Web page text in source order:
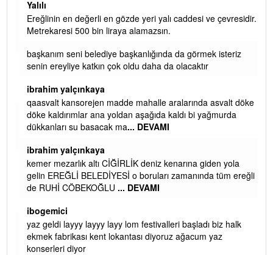
Yalılı
Ereğlinin en değerli en gözde yeri yalı caddesi ve çevresidir.
Metrekaresi 500 bin liraya alamazsın.
başkanım seni belediye başkanlığında da görmek isteriz
senin ereyliye katkın çok oldu daha da olacaktır
ibrahim yalçınkaya
qaasvalt kansorejen madde mahalle aralarında asvalt döke
döke kaldırımlar ana yoldan aşağıda kaldı bi yağmurda
dükkanları su basacak ma... DEVAMI
ibrahim yalçınkaya
kemer mezarlık altı CİĞİRLİK deniz kenarına giden yola
gelin EREĞLİ BELEDİYESİ o boruları zamanında tüm ereğli
de RUHİ CÖBEKOĞLU... DEVAMI
ibogemici
yaz geldi layyy layyy layy lom festivalleri başladı biz halk
ekmek fabrikası kent lokantası diyoruz ağacum yaz
konserleri diyor